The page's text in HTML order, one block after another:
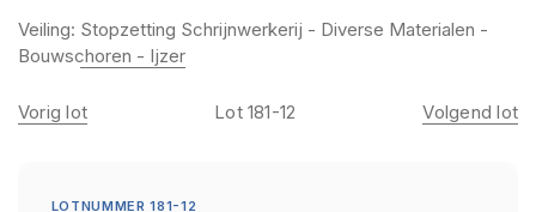
Veiling: Stopzetting Schrijnwerkerij - Diverse Materialen -
Bouwschoren - Ijzer
Vorig lot Lot 181-12 Volgend lot
LOTNUMMER 181-12